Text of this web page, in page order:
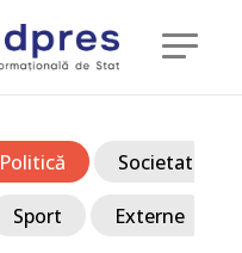
Politică Societate
Sport Externe